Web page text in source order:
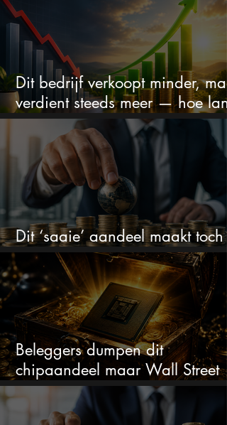
Dit bedrijf verkoopt minder,
verdient steeds meer — hoe
kan dit sprookje doorgaan?
Dit ‘saaie’ aandeel maakt toch
bizar veel winst
Beleggers dumpen dit
chipaandeel maar Wall Street
ziet een zeldzame koopkans